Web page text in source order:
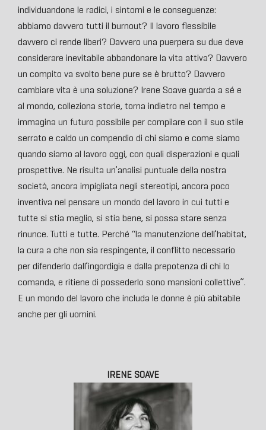
individuandone le radici, i sintomi e le conseguenze:
abbiamo davvero tutti il burnout? Il lavoro flessibile
davvero ci rende liberi? Davvero una puerpera su due deve
considerare inevitabile abbandonare la vita attiva? Davvero
un compito va svolto bene pure se è brutto? Davvero
cambiare vita è una soluzione? Irene Soave guarda a sé e
al mondo, colleziona storie, torna indietro nel tempo e
immagina un futuro possibile per compilare con il suo stile
serrato e caldo un compendio di chi siamo e come siamo
quando siamo al lavoro oggi, con quali disperazioni e quali
prospettive. Ne risulta un’analisi puntuale della nostra
società, ancora impigliata negli stereotipi, ancora poco
inventiva nel pensare un mondo del lavoro in cui tutti e
tutte si stia meglio, si stia bene, si possa stare senza
rinunce. Tutti e tutte. Perché “la manutenzione dell’habitat,
la cura a che non sia respingente, il conflitto necessario
per difenderlo dall’ingordigia e dalla prepotenza di chi lo
comanda, e ritiene di possederlo sono mansioni collettive”.
E un mondo del lavoro che includa le donne è più abitabile
anche per gli uomini.
IRENE SOAVE